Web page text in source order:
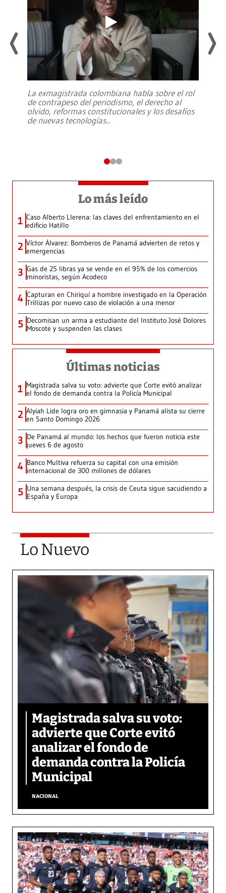
La exmagistrada colombiana habla sobre el rol
de contrapeso del periodismo, el derecho al
olvido, reformas constitucionales y los desafíos
de nuevas tecnologías...
Lo más leído
1 Caso Alberto Llerena: las claves del enfrentamiento en el
edificio Hatillo
2 Víctor Álvarez: Bomberos de Panamá advierten de retos y
emergencias
3 Gas de 25 libras ya se vende en el 95% de los comercios
minoristas, según Acodeco
4 Capturan en Chiriquí a hombre investigado en la Operación
Trillizas por nuevo caso de violación a una menor
5 Decomisan un arma a estudiante del Instituto José Dolores
Moscote y suspenden las clases
Últimas noticias
1 Magistrada salva su voto: advierte que Corte evitó analizar
el fondo de demanda contra la Policía Municipal
2 Alyiah Lide logra oro en gimnasia y Panamá alista su cierre
en Santo Domingo 2026
3 De Panamá al mundo: los hechos que fueron noticia este
jueves 6 de agosto
4 Banco Multiva refuerza su capital con una emisión
internacional de 300 millones de dólares
5 Una semana después, la crisis de Ceuta sigue sacudiendo a
España y Europa
Lo Nuevo
Magistrada salva su voto:
advierte que Corte evitó
analizar el fondo de
demanda contra la Policía
Municipal
NACIONAL